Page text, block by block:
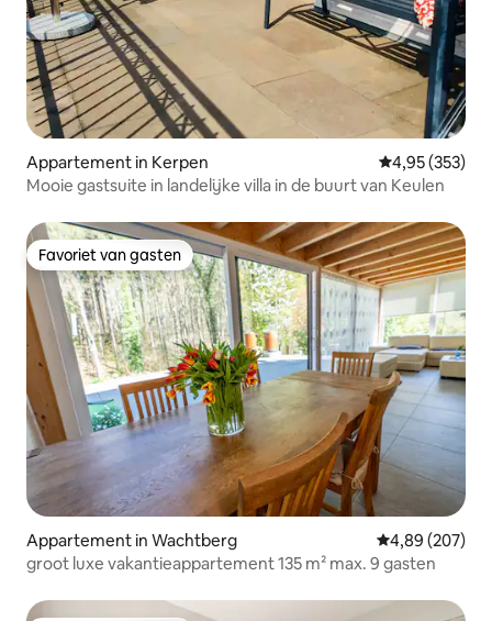
Appartement in Kerpen Gemiddelde
4,95 (353)
Mooie gastsuite in landelijke villa in de buurt van Keulen
Favoriet van gasten
Favoriet van gasten
Appartement in Wachtberg Gemiddelde
4,89 (207)
groot luxe vakantieappartement 135 m² max. 9 gasten